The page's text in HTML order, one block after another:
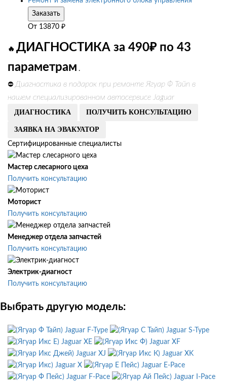
Заказать
От 13870 ₽
🔥 ДИАГНОСТИКА за 490₽ по 43
параметрам .
⛔ Диагностика в подарок при ремонте Ягуар Ф Тайп в
нашем специализированном автосервисе Jaguar
ДИАГНОСТИКА ПОЛУЧИТЬ КОНСУЛЬТАЦИЮ
ЗАЯВКА НА ЭВАКУАТОР
Сертифицированные специалисты
Мастер слесарного цеха
Получить консультацию
Моторист
Получить консультацию
Менеджер отдела запчастей
Получить консультацию
Электрик-диагност
Получить консультацию
Выбрать другую модель:
Jaguar F-Type
Jaguar S-Type
Jaguar XE
Jaguar XF
Jaguar XJ
Jaguar XK
Jaguar X
Jaguar E-Pace
Jaguar F-Pace
Jaguar I-Pace